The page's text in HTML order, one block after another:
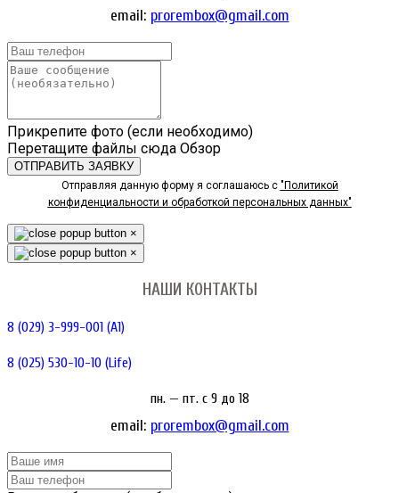
email: prorembox@gmail.com
Прикрепите фото (если необходимо)
Перетащите файлы сюда Обзор
ОТПРАВИТЬ ЗАЯВКУ
Отправляя данную форму я соглашаюсь с "Политикой
конфиденциальности и обработкой персональных данных"
×
×
НАШИ КОНТАКТЫ
8 (029) 3-999-001 (A1)
8 (025) 530-10-10 (Life)
пн. — пт. c 9 до 18
email: prorembox@gmail.com